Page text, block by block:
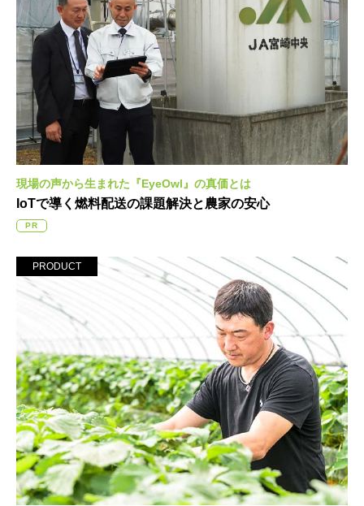
現場の声から生まれた 『EyeOwl』の真価とは
IoTで導く燃料配送の課題解決と農家の安心
PR
PRODUCT